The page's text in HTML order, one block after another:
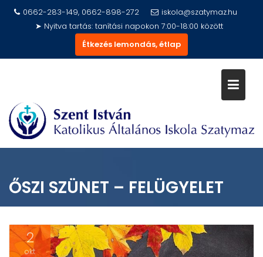
0662-283-149, 0662-898-272
iskola@szatymaz.hu
➤ Nyitva tartás: tanítási napokon 7:00-18:00 között
Étkezés lemondás, étlap
ŐSZI SZÜNET – FELÜGYELET
2
okt